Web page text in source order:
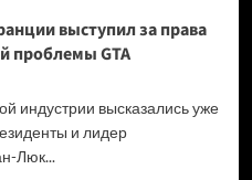
выступил за права
проблемы GTA
индустрии высказались уже
и лидер
Люк...